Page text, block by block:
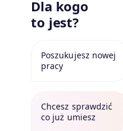
Poszukujesz nowej
pracy
Chcesz sprawdzić
co już umiesz
Dla kogo
to jest?